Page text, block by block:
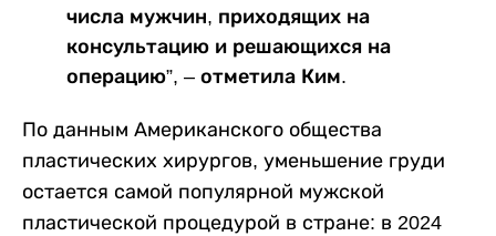
числа мужчин, приходящих на
консультацию и решающихся на
операцию”, – отметила Ким.
По данным Американского общества
пластических хирургов, уменьшение груди
остается самой популярной мужской
пластической процедурой в стране: в 2024